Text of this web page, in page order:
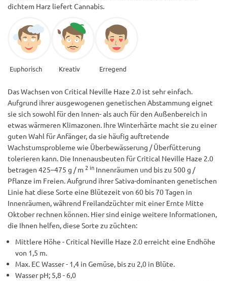
dichtem Harz liefert Cannabis.
Euphorisch Kreativ Erregend
Das Wachsen von Critical Neville Haze 2.0 ist sehr einfach.
Aufgrund ihrer ausgewogenen genetischen Abstammung eignet
sie sich sowohl für den Innen- als auch für den Außenbereich in
etwas wärmeren Klimazonen. Ihre Winterhärte macht sie zu einer
guten Wahl für Anfänger, da sie häufig auftretende
Wachstumsprobleme wie Überbewässerung / Überfütterung
tolerieren kann. Die Innenausbeuten für Critical Neville Haze 2.0
betragen 425–475 g / m 2 in Innenräumen und bis zu 500 g /
Pflanze im Freien. Aufgrund ihrer Sativa-dominanten genetischen
Linie hat diese Sorte eine Blütezeit von 60 bis 70 Tagen in
Innenräumen, während Freilandzüchter mit einer Ernte Mitte
Oktober rechnen können. Hier sind einige weitere Informationen,
die Ihnen helfen, diese Sorte zu züchten:
Mittlere Höhe - Critical Neville Haze 2.0 erreicht eine Endhöhe
von 1,5 m.
Max. EC Wasser - 1,4 in Gemüse, bis zu 2,0 in Blüte.
Wasser pH; 5,8 - 6,0